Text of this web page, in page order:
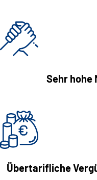
Sehr
Übertarifliche